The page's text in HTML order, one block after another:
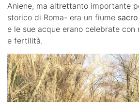
Aniene, ma altrettanto importante
storico di Roma- era un fiume
e le sue acque erano celebrate
e fertilità.